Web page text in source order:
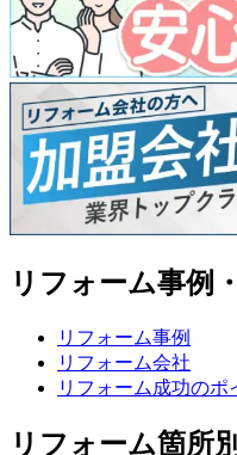
リフォーム事例
リフォーム事例
リフォーム会社
リフォーム成功のポ
リフォーム箇所